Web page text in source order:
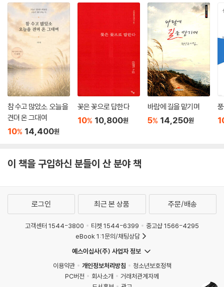
칠흑에 갇혀 헤매네.
-본문 ‘칠흑’-
또한 자신이 탐구하고 깨달은 것들을 시로 표현해보고 결국은 시집을 완성
해낸 작가의 생각은 독백을 통해 더욱 자세히 드러난다.
김재현 작가에게 ‘어둠’이란 자신과 떼어놓을 수 없는 문제이다. 작가는 인
간에게 어두운 부분들의 발단이 어디에서부터 시작했을까 궁금했고 독자
들은 『진실』을 통해 그 탐구의 과정을 들여다볼 수 있을 것이다.
참 수고 많았소. 오늘을
견뎌 온 그대여
10% 14,400원
꽃은 꽃으로 답한다
10% 10,800원
바람에 길을 맡기며
5% 14,250원
이 책을 구입하신 분들이 산 분야 책
로그인 최근 본 상품 주문/배송
고객센터 1544-3800 티켓 1544-6399
중고샵 1566-4295
eBook 1:1문의/채팅상담
예스이십사(주) 사업자 정보
이용약관
개인정보처리방침
청소년보호정책
PC버전
회사소개
거래처관계자께